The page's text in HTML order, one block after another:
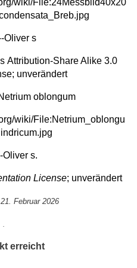
Oliver s
Attribution-Share Alike 3.0
unverändert
oblongum
wiki/File:Netrium_oblongu
Oliver s.
License; unverändert
Februar 2026
erreicht